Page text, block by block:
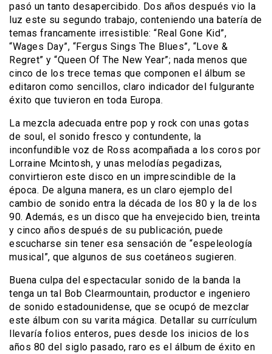
pasó un tanto desapercibido. Dos años después vio la
luz este su segundo trabajo, conteniendo una batería de
temas francamente irresistible: “Real Gone Kid”,
“Wages Day”, “Fergus Sings The Blues”, “Love &
Regret” y “Queen Of The New Year”; nada menos que
cinco de los trece temas que componen el álbum se
editaron como sencillos, claro indicador del fulgurante
éxito que tuvieron en toda Europa.
La mezcla adecuada entre pop y rock con unas gotas
de soul, el sonido fresco y contundente, la
inconfundible voz de Ross acompañada a los coros por
Lorraine Mcintosh, y unas melodías pegadizas,
convirtieron este disco en un imprescindible de la
época. De alguna manera, es un claro ejemplo del
cambio de sonido entra la década de los 80 y la de los
90. Además, es un disco que ha envejecido bien, treinta
y cinco años después de su publicación, puede
escucharse sin tener esa sensación de “espeleología
musical”, que algunos de sus coetáneos sugieren.
Buena culpa del espectacular sonido de la banda la
tenga un tal Bob Clearmountain, productor e ingeniero
de sonido estadounidense, que se ocupó de mezclar
este álbum con su varita mágica. Detallar su currículum
llevaría folios enteros, pues desde los inicios de los
años 80 del siglo pasado, raro es el álbum de éxito en